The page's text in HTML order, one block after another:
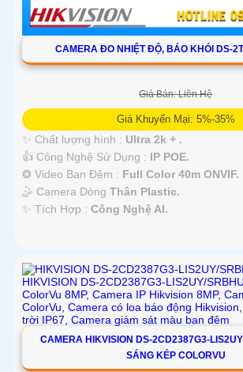
CAMERA ĐO NHIỆT ĐỘ, BÁO KHÓI DS-
Giá Bán: Liên Hệ
Giá Khuyến Mại: 5%-35%
✨ Chất lượng hình : Ultra 2k + .
👍 Công Nghệ Sử Dụng : IP POE.
❂ Video Ban Đêm : Full Color 40m ONVIF.
🤹 Camera Dòng Thân Plastic.
️✨ Tích Hợp : Công Nghệ AI.
CAMERA HIKVISION DS-2CD2387G3-
SÁNG KÉP COLORVU